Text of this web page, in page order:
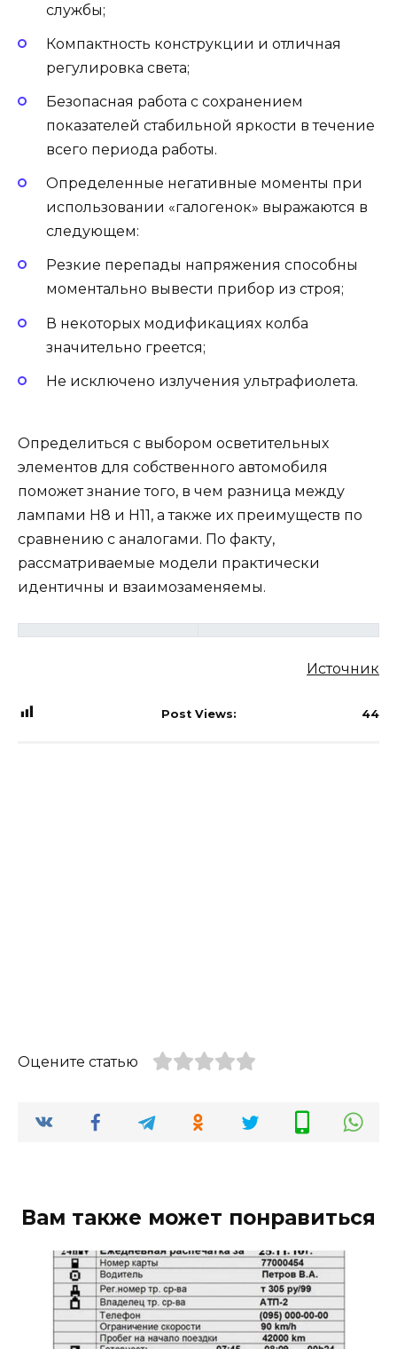
службы;
Компактность конструкции и отличная
регулировка света;
Безопасная работа с сохранением
показателей стабильной яркости в течение
всего периода работы.
Определенные негативные моменты при
использовании «галогенок» выражаются в
следующем:
Резкие перепады напряжения способны
моментально вывести прибор из строя;
В некоторых модификациях колба
значительно греется;
Не исключено излучения ультрафиолета.
Определиться с выбором осветительных
элементов для собственного автомобиля
поможет знание того, в чем разница между
лампами Н8 и Н11, а также их преимуществ по
сравнению с аналогами. По факту,
рассматриваемые модели практически
идентичны и взаимозаменяемы.
Источник
Post Views: 44
Оцените статью
Вам также может понравиться